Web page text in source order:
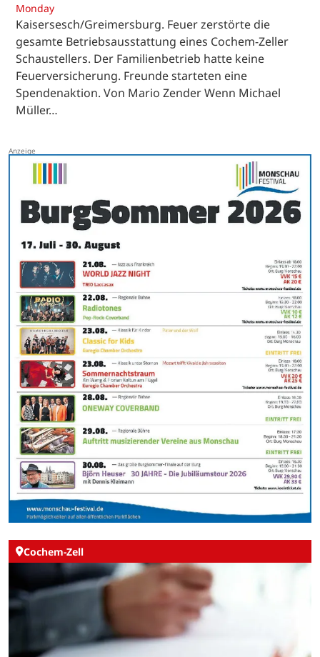
Monday
Kaisersesch/Greimersburg. Feuer zerstörte die
gesamte Betriebsausstattung eines Cochem-Zeller
Schaustellers. Der Familienbetrieb hatte keine
Feuerversicherung. Freunde starteten eine
Spendenaktion. Von Mario Zender Wenn Michael
Müller…
Cochem-Zell